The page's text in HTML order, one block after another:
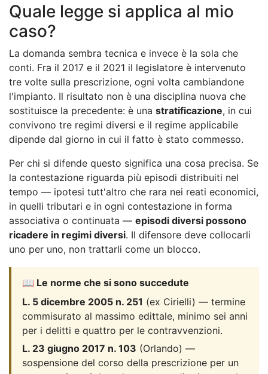
Quale legge si applica al mio
caso?
La domanda sembra tecnica e invece è la sola che
conti. Fra il 2017 e il 2021 il legislatore è intervenuto
tre volte sulla prescrizione, ogni volta cambiandone
l'impianto. Il risultato non è una disciplina nuova che
sostituisce la precedente: è una stratificazione, in cui
convivono tre regimi diversi e il regime applicabile
dipende dal giorno in cui il fatto è stato commesso.
Per chi si difende questo significa una cosa precisa. Se
la contestazione riguarda più episodi distribuiti nel
tempo — ipotesi tutt'altro che rara nei reati economici,
in quelli tributari e in ogni contestazione in forma
associativa o continuata — episodi diversi possono
ricadere in regimi diversi. Il difensore deve collocarli
uno per uno, non trattarli come un blocco.
📖 Le norme che si sono succedute
L. 5 dicembre 2005 n. 251 (ex Cirielli) — termine
commisurato al massimo edittale, minimo sei anni
per i delitti e quattro per le contravvenzioni.
L. 23 giugno 2017 n. 103 (Orlando) —
sospensione del corso della prescrizione per un